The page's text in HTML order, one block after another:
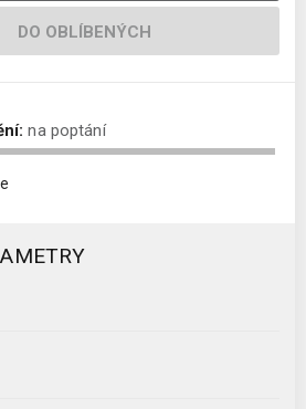
DO OBLÍBENÝCH
na poptání